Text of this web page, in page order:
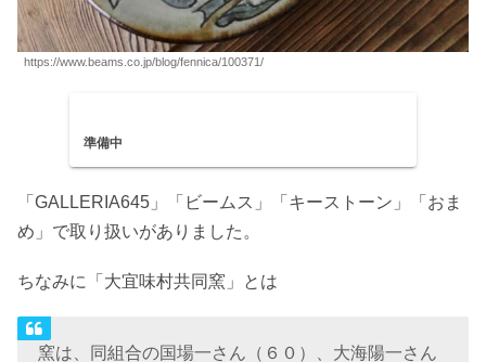
https://www.beams.co.jp/blog/fennica/100371/
準備中
「GALLERIA645」「ビームス」「キーストーン」「おま
め」で取り扱いがありました。
ちなみに「大宜味村共同窯」とは
窯は、同組合の国場一さん（６０）、大海陽一さん